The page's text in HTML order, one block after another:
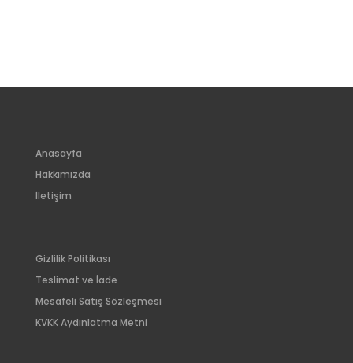
Anasayfa
Hakkımızda
İletişim
Gizlilik Politikası
Teslimat ve İade
Mesafeli Satış Sözleşmesi
KVKK Aydınlatma Metni